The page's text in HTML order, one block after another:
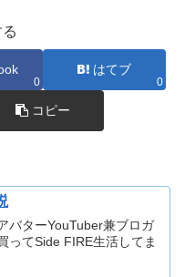
0
はてブ
0
コピー
バターYouTuber兼ブロガ
ってSide FIRE生活してま